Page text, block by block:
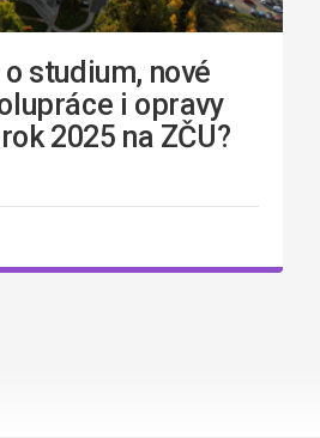
studium, nové
i opravy
2025 na ZČU?